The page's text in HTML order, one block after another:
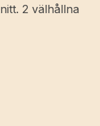
2 välhållna